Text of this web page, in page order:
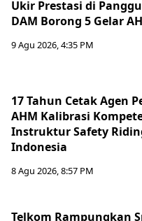
Ukir Prestasi di
DAM Borong 5 Gelar
9 Agu 2026, 4:35 PM
17 Tahun Cetak Agen
AHM Kalibrasi
Instruktur Safety
Indonesia
8 Agu 2026, 8:57 PM
Telkom Rampungkan